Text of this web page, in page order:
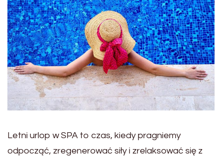
Letni urlop w SPA to czas, kiedy pragniemy
odpocząć, zregenerować siły i zrelaksować się z